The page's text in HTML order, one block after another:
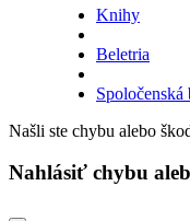
Knihy
Beletria
Spoločenská
Našli ste chybu alebo
Nahlásiť chybu